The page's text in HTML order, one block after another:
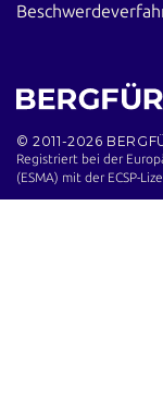
© 2011-2026
Registriert bei der
(ESMA) mit der ECSP-